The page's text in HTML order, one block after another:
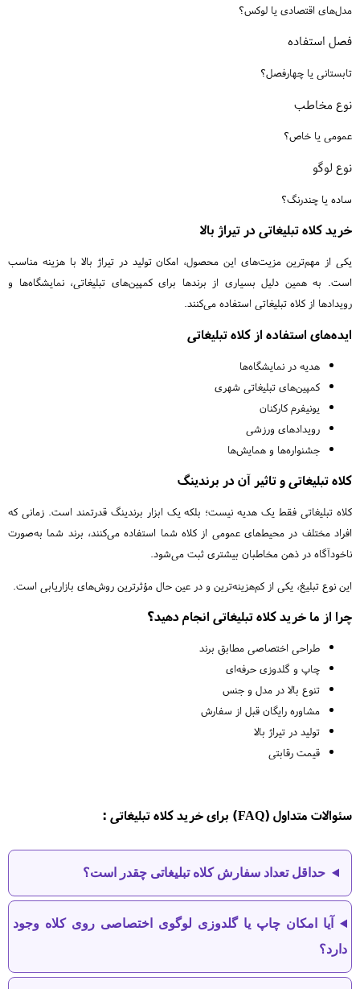
مدل‌های اقتصادی یا لوکس؟
فصل استفاده
تابستانی یا چهارفصل؟
نوع مخاطب
عمومی یا خاص؟
نوع لوگو
ساده یا چندرنگ؟
خرید کلاه تبلیغاتی در تیراژ بالا
یکی از مهم‌ترین مزیت‌های این محصول، امکان تولید در تیراژ بالا با هزینه مناسب
است. به همین دلیل بسیاری از برندها برای کمپین‌های تبلیغاتی، نمایشگاه‌ها و
رویدادها از کلاه تبلیغاتی استفاده می‌کنند.
ایده‌های استفاده از کلاه تبلیغاتی
هدیه در نمایشگاه‌ها
کمپین‌های تبلیغاتی شهری
یونیفرم کارکنان
رویدادهای ورزشی
جشنواره‌ها و همایش‌ها
کلاه تبلیغاتی و تاثیر آن در برندینگ
کلاه تبلیغاتی فقط یک هدیه نیست؛ بلکه یک ابزار برندینگ قدرتمند است. زمانی که
افراد مختلف در محیط‌های عمومی از کلاه شما استفاده می‌کنند، برند شما به‌صورت
ناخودآگاه در ذهن مخاطبان بیشتری ثبت می‌شود.
این نوع تبلیغ، یکی از کم‌هزینه‌ترین و در عین حال مؤثرترین روش‌های بازاریابی است.
چرا از ما خرید کلاه تبلیغاتی انجام دهید؟
طراحی اختصاصی مطابق برند
چاپ و گلدوزی حرفه‌ای
تنوع بالا در مدل و جنس
مشاوره رایگان قبل از سفارش
تولید در تیراژ بالا
قیمت رقابتی
سئوالات متداول (FAQ) برای خرید کلاه تبلیغاتی :
حداقل تعداد سفارش کلاه تبلیغاتی چقدر است؟
آیا امکان چاپ یا گلدوزی لوگوی اختصاصی روی کلاه وجود
دارد؟